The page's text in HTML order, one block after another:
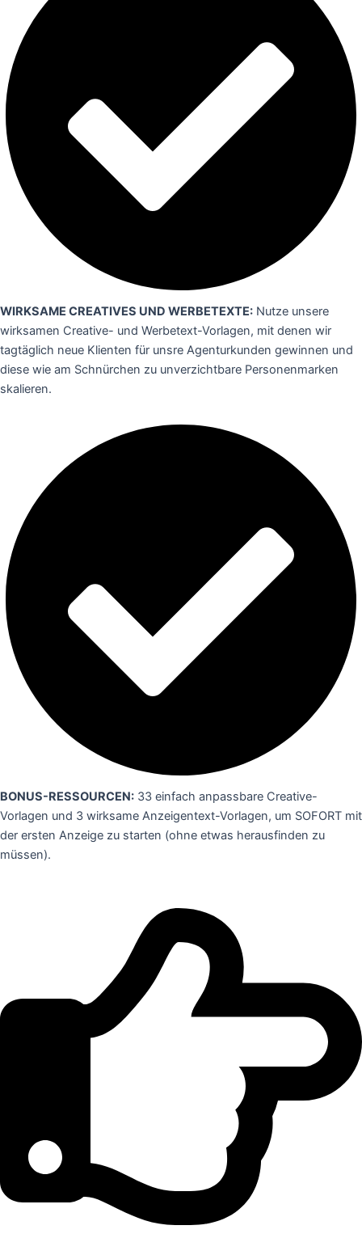
WIRKSAME CREATIVES UND WERBETEXTE: Nutze unsere
wirksamen Creative- und Werbetext-Vorlagen, mit denen wir
tagtäglich neue Klienten für unsre Agenturkunden gewinnen und
diese wie am Schnürchen zu unverzichtbare Personenmarken
skalieren.
BONUS-RESSOURCEN: 33 einfach anpassbare Creative-
Vorlagen und 3 wirksame Anzeigentext-Vorlagen, um SOFORT mit
der ersten Anzeige zu starten (ohne etwas herausfinden zu
müssen).